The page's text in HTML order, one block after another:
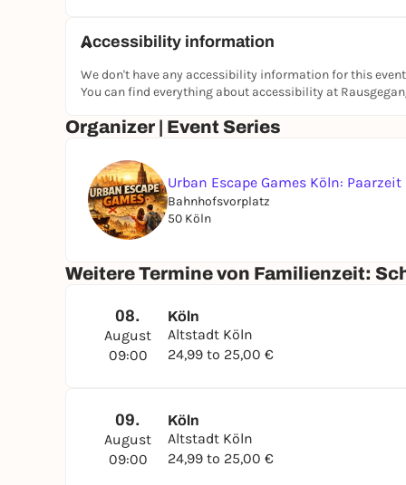
neu erleben.
Einfach loslegen:Mit eurem persönlichen
Rätseln an besonderen Orten:
für Groß und Klein.
Geschichte zum Anfassen:
Löst Aufgaben,
Langeweile!
das Tempo.
oft nicht kennen.
Zeit für Pausen:An schönen Spots könnt ihr
aufsaugen.
Für wen ist der Kurs geeignet?
Für alle, die Familienzeit neu erleben wollen!
Entdecken oder einfach entspannt Zeit
Accessibility information
We don't have any accessibility information for this
You can find everything about accessibility at
Organizer | Event Series
Urban Escape Games Köln:
Bahnhofsvorplatz
50 Köln
Weitere Termine von Familienzeit:
08.
August
09:00
Köln
Altstadt Köln
24,99 to 25,00 €
09.
August
09:00
Köln
Altstadt Köln
24,99 to 25,00 €